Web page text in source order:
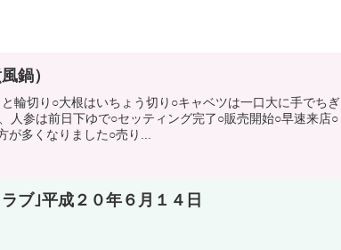
鍋）
輪切り○大根はいちょう切り○キャベツは一口大に手でちぎ
人参は前日下ゆで○セッティング完了○販売開始○早速来店○
多くなりました○売り...
ブ｣平成２０年６月１４日